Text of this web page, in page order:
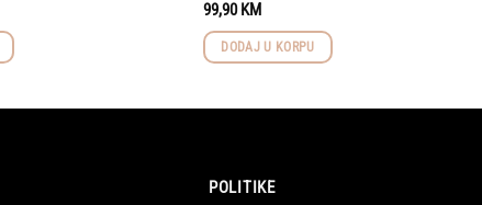
99,90KM
DODAJ U KORPU
POLITIKE